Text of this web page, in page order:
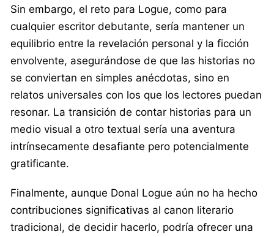
Sin embargo, el reto para Logue, como para
cualquier escritor debutante, sería mantener un
equilibrio entre la revelación personal y la ficción
envolvente, asegurándose de que las historias no
se conviertan en simples anécdotas, sino en
relatos universales con los que los lectores puedan
resonar. La transición de contar historias para un
medio visual a otro textual sería una aventura
intrínsecamente desafiante pero potencialmente
gratificante.
Finalmente, aunque Donal Logue aún no ha hecho
contribuciones significativas al canon literario
tradicional, de decidir hacerlo, podría ofrecer una